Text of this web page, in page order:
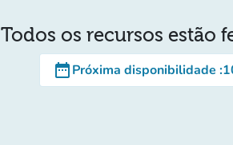
Todos os recursos estão
date_rangePróxima disponibilidade :